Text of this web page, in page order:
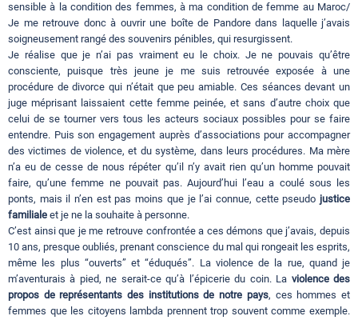
sensible à la condition des femmes, à ma condition de femme au Maroc/
Je me retrouve donc à ouvrir une boîte de Pandore dans laquelle j’avais
soigneusement rangé des souvenirs pénibles, qui resurgissent.
Je réalise que je n’ai pas vraiment eu le choix. Je ne pouvais qu’être
consciente, puisque très jeune je me suis retrouvée exposée à une
procédure de divorce qui n’était que peu amiable. Ces séances devant un
juge méprisant laissaient cette femme peinée, et sans d’autre choix que
celui de se tourner vers tous les acteurs sociaux possibles pour se faire
entendre. Puis son engagement auprès d’associations pour accompagner
des victimes de violence, et du système, dans leurs procédures. Ma mère
n’a eu de cesse de nous répéter qu’il n’y avait rien qu’un homme pouvait
faire, qu’une femme ne pouvait pas. Aujourd’hui l’eau a coulé sous les
ponts, mais il n’en est pas moins que je l’ai connue, cette pseudo justice
familiale et je ne la souhaite à personne.
C’est ainsi que je me retrouve confrontée a ces démons que j’avais, depuis
10 ans, presque oubliés, prenant conscience du mal qui rongeait les esprits,
même les plus “ouverts” et “éduqués”. La violence de la rue, quand je
m’aventurais à pied, ne serait-ce qu’à l’épicerie du coin. La violence des
propos de représentants des institutions de notre pays, ces hommes et
femmes que les citoyens lambda prennent trop souvent comme exemple.